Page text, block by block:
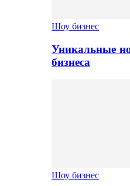
Шоу бизнес
Уникальные
бизнеса
Шоу бизнес